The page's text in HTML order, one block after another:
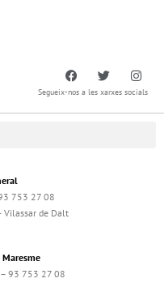
Segueix-nos a les xarxes socials
753 27 08
Vilassar de Dalt
93 753 27 08